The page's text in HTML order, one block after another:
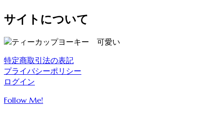
サイトについて
特定商取引法の表記
プライバシーポリシー
ログイン
Follow Me!